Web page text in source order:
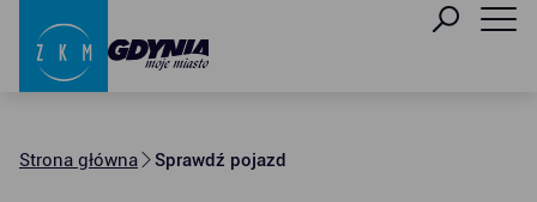
Strona główna Sprawdź pojazd